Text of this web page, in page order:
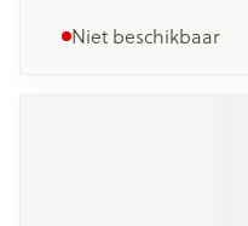
Niet beschikbaar